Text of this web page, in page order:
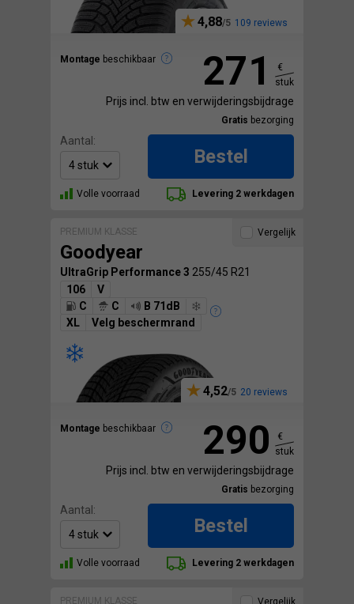
4,88 109 reviews
Montage beschikbaar 271
€
stuk
Prijs incl. btw en verwijderingsbijdrage
Gratis bezorging
Aantal:
Bestel
Volle voorraad Levering 2 werkdagen
PREMIUM KLASSE
Goodyear
UltraGrip Performance 3 255/45 R21
106
V
C
C
B 71dB
XL
Velg beschermrand
4,52 20 reviews
Montage beschikbaar
Vergelijk
290
€
stuk
Prijs incl. btw en verwijderingsbijdrage
Gratis bezorging
Aantal:
Bestel
Volle voorraad Levering 2 werkdagen
PREMIUM KLASSE Vergelijk